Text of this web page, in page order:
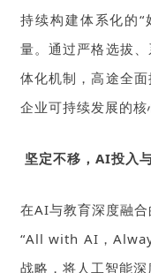
持续构建体系化的
量。通过严格选拔
体化机制，高途全
企业可持续发展的核
坚定不移，AI投入
在AI与教育深度融
“All with AI，
战略，将人工智能深